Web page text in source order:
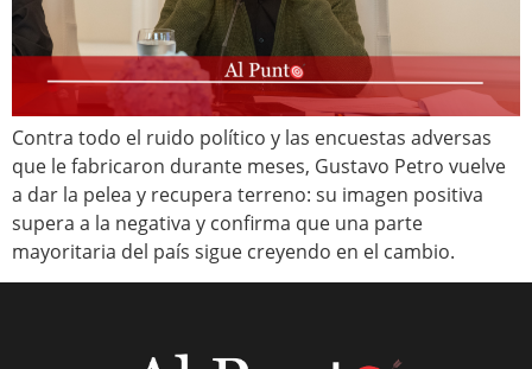
Contra todo el ruido político y las encuestas adversas
que le fabricaron durante meses, Gustavo Petro vuelve
a dar la pelea y recupera terreno: su imagen positiva
supera a la negativa y confirma que una parte
mayoritaria del país sigue creyendo en el cambio.